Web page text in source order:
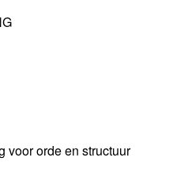
voor orde en structuur